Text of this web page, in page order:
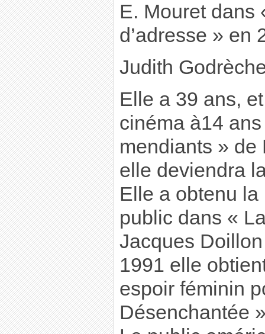
E. Mouret dans
d’adresse » en
Judith
Elle a 39 ans,
cinéma à14
mendiants » de
elle deviendra
Elle a obtenu
public dans «
Jacques
1991 elle
espoir féminin
Désenchantée